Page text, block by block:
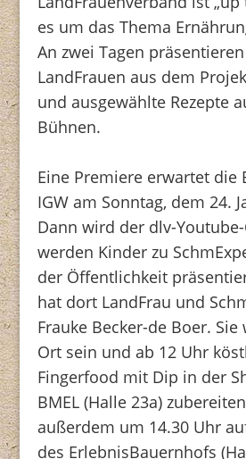
es um das Thema
An zwei Tagen
LandFrauen aus dem
und ausgewählte Rezepte
Bühnen.
Eine Premiere erwartet die
IGW am Sonntag, dem 24.
Dann wird der dlv-Youtube-
werden Kinder zu
der Öffentlichkeit
hat dort LandFrau und
Frauke Becker-de Boer.
Ort sein und ab 12 Uhr
Fingerfood mit Dip in der
BMEL (Halle 23a)
außerdem um 14.30 Uhr
des ErlebnisBauernhofs